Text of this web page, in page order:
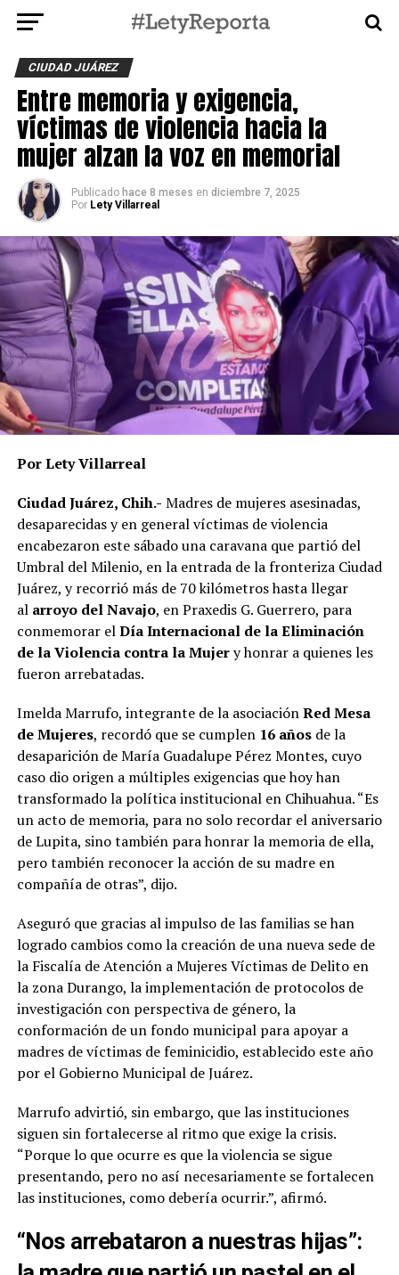
CIUDAD JUÁREZ
Entre memoria y exigencia,
víctimas de violencia hacia la
mujer alzan la voz en memorial
Publicado hace 8 meses en diciembre 7, 2025
Por Lety Villarreal
Por Lety Villarreal
Ciudad Juárez, Chih.- Madres de mujeres asesinadas,
desaparecidas y en general víctimas de violencia
encabezaron este sábado una caravana que partió del
Umbral del Milenio, en la entrada de la fronteriza Ciudad
Juárez, y recorrió más de 70 kilómetros hasta llegar
al arroyo del Navajo, en Praxedis G. Guerrero, para
conmemorar elDía Internacional de la Eliminación
de la Violencia contra la Mujery honrar a quienes les
fueron arrebatadas.
Imelda Marrufo, integrante de la asociaciónRed Mesa
de Mujeres, recordó que se cumplen 16 añosde la
desaparición de María Guadalupe Pérez Montes, cuyo
caso dio origen a múltiples exigencias que hoy han
transformado la política institucional en Chihuahua. “Es
un acto de memoria, para no solo recordar el aniversario
de Lupita, sino también para honrar la memoria de ella,
pero también reconocer la acción de su madre en
compañía de otras”, dijo.
Aseguró que gracias al impulso de las familias se han
logrado cambios como la creación de una nueva sede de
la Fiscalía de Atención a Mujeres Víctimas de Delito en
la zona Durango, la implementación de protocolos de
investigación con perspectiva de género, la
conformación de un fondo municipal para apoyar a
madres de víctimas de feminicidio, establecido este año
por el Gobierno Municipal de Juárez.
Marrufo advirtió, sin embargo, que las instituciones
siguen sin fortalecerse al ritmo que exige la crisis.
“Porque lo que ocurre es que la violencia se sigue
presentando, pero no así necesariamente se fortalecen
las instituciones, como debería ocurrir.”, afirmó.
“Nos arrebataron a nuestras hijas”: